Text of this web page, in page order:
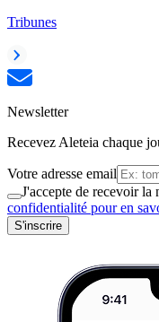
Tribunes
Newsletter
Recevez Aleteia chaque
Votre adresse email
J'accepte de recevoir la
confidentialité pour en
S'inscrire